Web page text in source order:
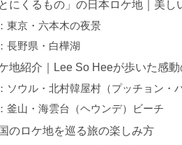
とにくるもの」の日本ロケ地｜美
東京・六本木の夜景
長野県・白樺湖
地紹介｜Lee So Heeが歩いた感
ソウル・北村韓屋村（プッチョン・ハ
釜山・海雲台（ヘウンデ）ビーチ
のロケ地を巡る旅の楽しみ方